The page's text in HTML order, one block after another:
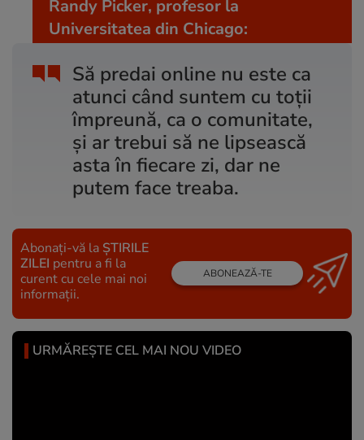
Să predai online nu este ca
atunci când suntem cu toții
împreună, ca o comunitate,
și ar trebui să ne lipsească
asta în fiecare zi, dar ne
putem face treaba.
Randy Picker, profesor la
Universitatea din Chicago:
Abonați-vă la ȘTIRILE
ZILEI pentru a fi la
curent cu cele mai noi
informații.
ABONEAZĂ-TE
URMĂREȘTE CEL MAI NOU VIDEO